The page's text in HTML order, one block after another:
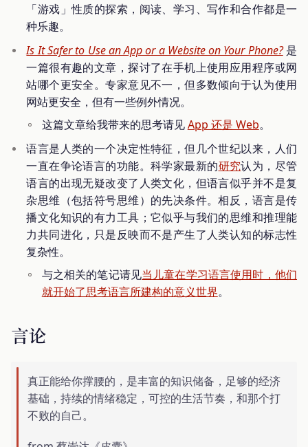
「游戏」性质的探索，阅读、学习、写作和合作都是一
种乐趣。
Is It Safer to Use an App or a Website on Your Phone?是
一篇很有趣的文章，探讨了在手机上使用应用程序或网
站哪个更安全。专家意见不一，但多数倾向于认为使用
网站更安全，但有一些例外情况。
这篇文章给我带来的思考请见App 还是 Web。
语言是人类的一个决定性特征，但几个世纪以来，人们
一直在争论语言的功能。科学家最新的研究认为，尽管
语言的出现无疑改变了人类文化，但语言似乎并不是复
杂思维（包括符号思维）的先决条件。相反，语言是传
播文化知识的有力工具；它似乎与我们的思维和推理能
力共同进化，只是反映而不是产生了人类认知的标志性
复杂性。
与之相关的笔记请见当儿童在学习语言使用时，他们
就开始了思考语言所建构的意义世界。
言论
真正能给你撑腰的，是丰富的知识储备，足够的经济
基础，持续的情绪稳定，可控的生活节奏，和那个打
不败的自己。